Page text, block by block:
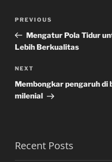
Previous
Post
PREVIOUS
Mengatur Pola Tidur
Lebih Berkualitas
Next
Post
NEXT
Membongkar pengaruh di
milenial
Recent Posts